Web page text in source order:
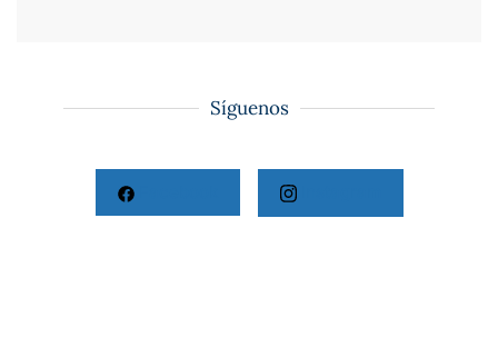
Síguenos
Facebook Instagram